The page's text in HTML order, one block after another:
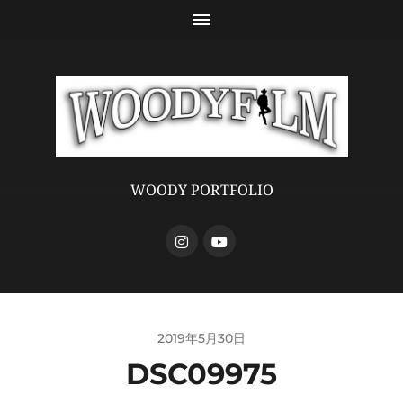
WOODY PORTFOLIO
2019年5月30日
DSC09975